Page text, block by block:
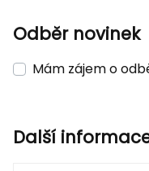
Odběr novinek
Mám zájem o
Další